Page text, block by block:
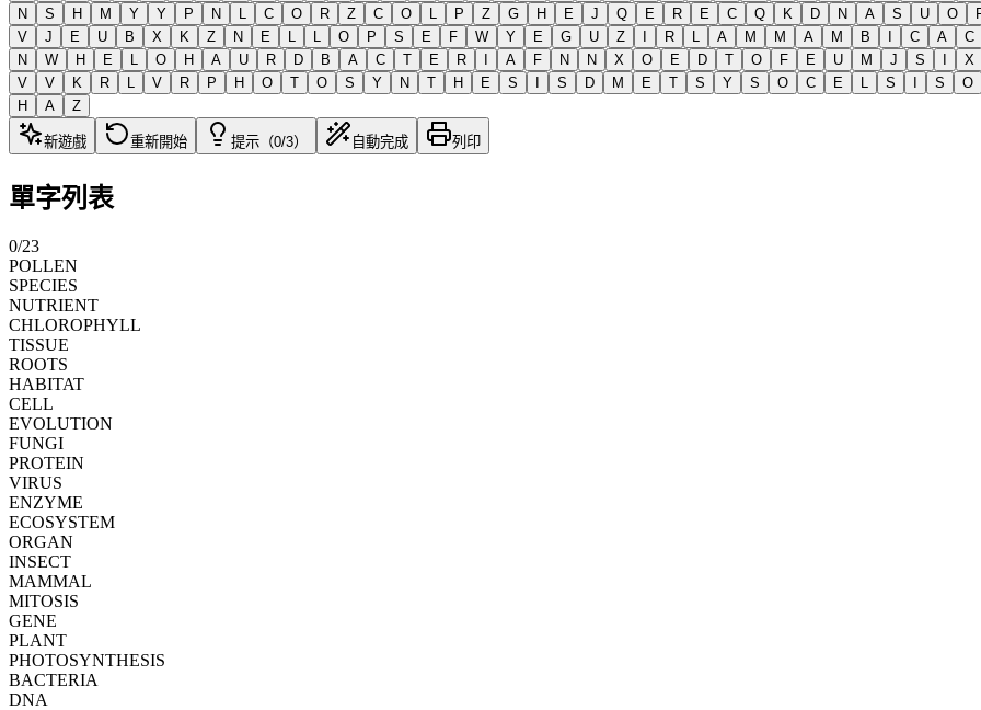
N
S H M Y Y P N L C O R Z C O L P Z G H E J Q E R E C Q K D N A S U O
V
J E U B X K Z N E L L O P S E F W Y E G U Z I R L A M M A M B I C A C
N
W H E L O H A U R D B A C T E R I A F N N X O E D T O F E U M J S I X
V
V K R L V R P H O T O S Y N T H E S I S D M E T S Y S O C E L S I S O
H
A Z
新遊戲 重新開始 提示（0/3） 自動完成 列印
單字列表
0/23
POLLEN
SPECIES
NUTRIENT
CHLOROPHYLL
TISSUE
ROOTS
HABITAT
CELL
EVOLUTION
FUNGI
PROTEIN
VIRUS
ENZYME
ECOSYSTEM
ORGAN
INSECT
MAMMAL
MITOSIS
GENE
PLANT
PHOTOSYNTHESIS
BACTERIA
DNA